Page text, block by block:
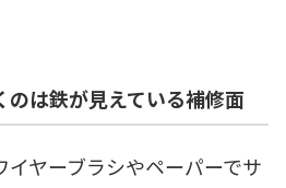
のは鉄が見えている補修面
イヤーブラシやペーパーでサ